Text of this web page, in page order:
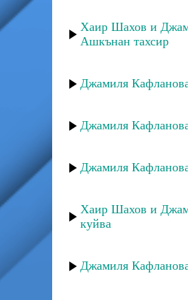
Хаир Шахов и
Ашкънан тахсир
Джамиля
Джамиля
Джамиля
Хаир Шахов и
куйва
Джамиля